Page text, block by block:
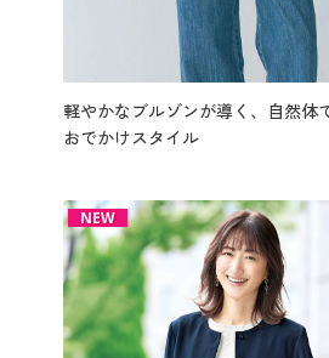
軽やかなブルゾンが導く、自然体
おでかけスタイル
NEW